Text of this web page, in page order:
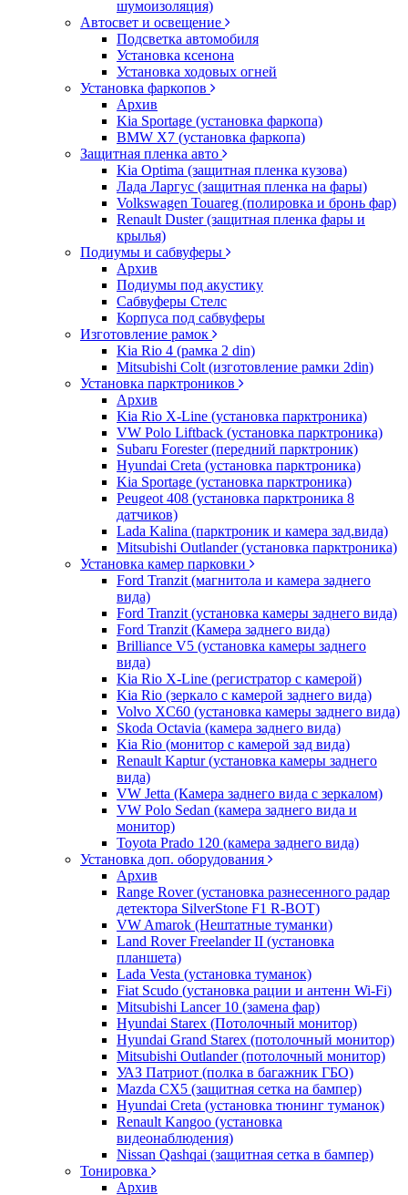
шумоизоляция)
Автосвет и освещение
Подсветка автомобиля
Установка ксенона
Установка ходовых огней
Установка фаркопов
Архив
Kia Sportage (установка фаркопа)
BMW X7 (установка фаркопа)
Защитная пленка авто
Kia Optima (защитная пленка кузова)
Лада Ларгус (защитная пленка на фары)
Volkswagen Touareg (полировка и бронь фар)
Renault Duster (защитная пленка фары и
крылья)
Подиумы и сабвуферы
Архив
Подиумы под акустику
Сабвуферы Стелс
Корпуса под сабвуферы
Изготовление рамок
Kia Rio 4 (рамка 2 din)
Mitsubishi Colt (изготовление рамки 2din)
Установка парктроников
Архив
Kia Rio X-Line (установка парктроника)
VW Polo Liftback (установка парктроника)
Subaru Forester (передний парктроник)
Hyundai Creta (установка парктроника)
Kia Sportage (установка парктроника)
Peugeot 408 (установка парктроника 8
датчиков)
Lada Kalina (парктроник и камера зад.вида)
Mitsubishi Outlander (установка парктроника)
Установка камер парковки
Ford Tranzit (магнитола и камера заднего
вида)
Ford Tranzit (установка камеры заднего вида)
Ford Tranzit (Камера заднего вида)
Brilliance V5 (установка камеры заднего
вида)
Kia Rio X-Line (регистратор с камерой)
Kia Rio (зеркало с камерой заднего вида)
Volvo XC60 (установка камеры заднего вида)
Skoda Octavia (камера заднего вида)
Kia Rio (монитор с камерой зад вида)
Renault Kaptur (установка камеры заднего
вида)
VW Jetta (Камера заднего вида с зеркалом)
VW Polo Sedan (камера заднего вида и
монитор)
Toyota Prado 120 (камера заднего вида)
Установка доп. оборудования
Архив
Range Rover (установка разнесенного радар
детектора SilverStone F1 R-BOT)
VW Amarok (Нештатные туманки)
Land Rover Freelander II (установка
планшета)
Lada Vesta (установка туманок)
Fiat Scudo (установка рации и антенн Wi-Fi)
Mitsubishi Lancer 10 (замена фар)
Hyundai Starex (Потолочный монитор)
Hyundai Grand Starex (потолочный монитор)
Mitsubishi Outlander (потолочный монитор)
УАЗ Патриот (полка в багажник ГБО)
Mazda CX5 (защитная сетка на бампер)
Hyundai Creta (установка тюнинг туманок)
Renault Kangoo (установка
видеонаблюдения)
Nissan Qashqai (защитная сетка в бампер)
Тонировка
Архив